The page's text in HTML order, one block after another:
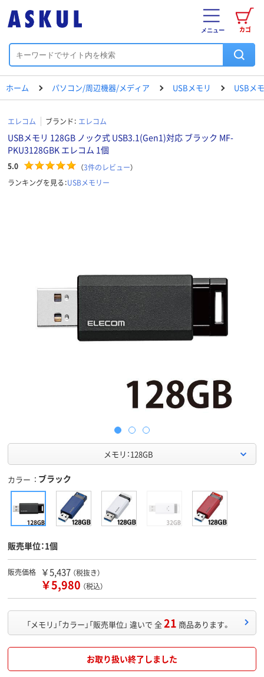
カゴ
メニュー
ホーム パソコン/周辺機器/メディア USBメモリ USBメ
エレコム ブランド： エレコム
USBメモリ 128GB ノック式 USB3.1(Gen1)対応 ブラック MF-
PKU3128GBK エレコム 1個
5.0 （3件のレビュー）
ランキングを見る：USBメモリー
メモリ：128GB
カラー ブラック
販売単位：1個
販売価格 ￥5,437 （税抜き）
￥5,980 （税込）
「メモリ」「カラー」「販売単位」 違いで 全21 商品あります。
お取り扱い終了しました